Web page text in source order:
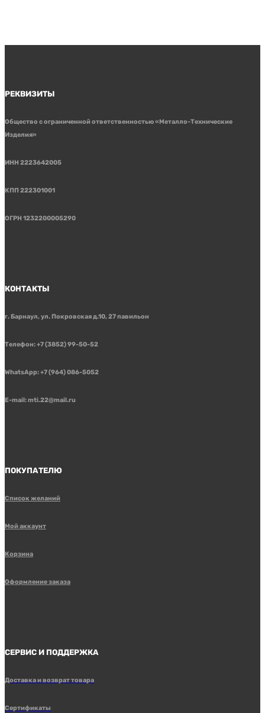
РЕКВИЗИТЫ
Общество с ограниченной ответственностью «Металло-Технические
Изделия»
ИНН 2223642005
КПП 222301001
ОГРН 1232200005290
КОНТАКТЫ
г. Барнаул, ул. Покровская д.10, 27 павильон
Телефон: +7 (3852) 99-50-52
WhatsApp: +7 (964) 086-5052
E-mail: mti.22@mail.ru
ПОКУПАТЕЛЮ
Список желаний
Мой аккаунт
Корзина
Оформление заказа
СЕРВИС И ПОДДЕРЖКА
Доставка и возврат товара
Сертификаты